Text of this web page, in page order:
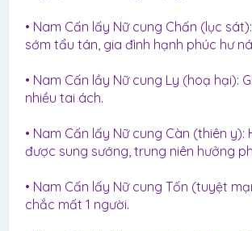
• Nam Cấn lấy Nữ cung Chấn (lục
sớm tẩu tán, gia đình hạnh phúc hư
• Nam Cấn lầy Nữ cung Ly (hoạ hại):
nhiều tai ách.
• Nam Cấn lấy Nữ cung Càn (thiên y):
được sung sướng, trung niên hưởng
• Nam Cấn lấy Nữ cung Tốn (tuyệt
chắc mất 1 người.